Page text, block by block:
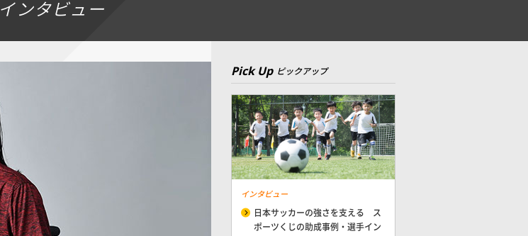
インタビュー
Pick Up ピックアップ
インタビュー
日本サッカーの強さを支える ス
ポーツくじの助成事例・選手イン